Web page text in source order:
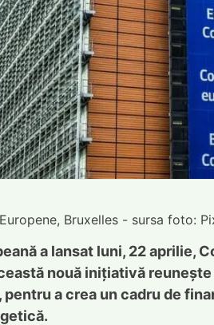
Bruxelles - sursa foto:
a lansat luni, 22 aprilie,
nouă inițiativă
pentru a crea un cadru de